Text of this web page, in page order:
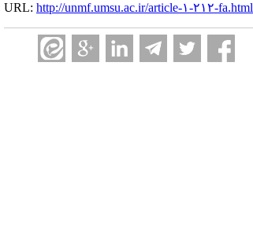
URL: http://unmf.umsu.ac.ir/article-۱-۲۱۲-fa.html